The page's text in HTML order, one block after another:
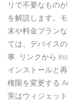
リで不要なもの
を解説します。
末や料金プラン
ては、デバイス
事. リンクから
インストールと
権限を変更する
実はウィジェッ